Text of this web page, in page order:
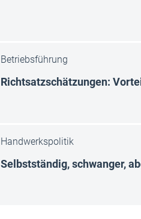
Betriebsführung
Richtsatzschätzungen:
Handwerkspolitik
Selbstständig, schwanger,